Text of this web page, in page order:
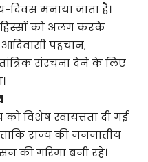
दिवस मनाया जाता है।
को अलग करके
पहचान,
संरचना देने के लिए
विशेष स्वायत्तता दी गई
राज्य की जनजातीय
की गरिमा बनी रहे।